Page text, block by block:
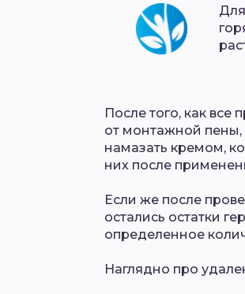
После того, как
от монтажной
намазать кремом,
них после
Если же после
остались остатки
определенное
Наглядно про